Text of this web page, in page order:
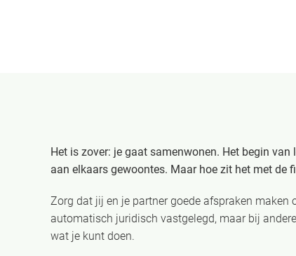
Het is zover: je gaat samenwonen. Het begin
aan elkaars gewoontes. Maar hoe zit het met de
Zorg dat jij en je partner goede afspraken
automatisch juridisch vastgelegd, maar bij
wat je kunt doen.